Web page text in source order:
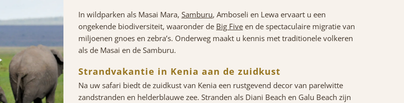
In wildparken als Masai Mara, Samburu, Amboseli en Lewa ervaart u een
ongekende biodiversiteit, waaronder de Big Five en de spectaculaire migratie van
miljoenen gnoes en zebra’s. Onderweg maakt u kennis met traditionele volkeren
als de Masai en de Samburu.
Strandvakantie in Kenia aan de zuidkust
Na uw safari biedt de zuidkust van Kenia een rustgevend decor van parelwitte
zandstranden en helderblauwe zee. Stranden als Diani Beach en Galu Beach zijn